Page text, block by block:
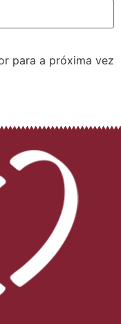
para a próxima vez